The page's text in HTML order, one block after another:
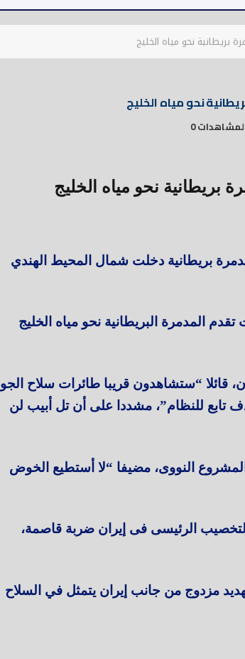
بريطانية نحو مياه الخليج
نحو مياه الخليج
0
بريطانية نحو مياه الخليج
مدمرة بريطانية دخلت شمال المحيط الهندي
المدمرة البريطانية نحو مياه الخليج
قائلا “ستشاهدون قريبا طائرات سلاح الجو
تابع للنظام”، مشددا على أن تل أبيب لن
النووى، مضيفا “لا أستطيع الخوض
الرئيسى فى إيران ضربة قاصمة،
مزدوج من جانب إيران يتمثل في السلاح